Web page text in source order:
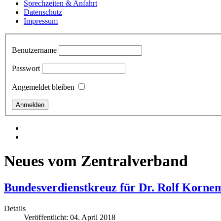
Sprechzeiten & Anfahrt
Datenschutz
Impressum
Benutzername
Passwort
Angemeldet bleiben
Neues vom Zentralverband
Bundesverdienstkreuz für Dr. Rolf
Details
Veröffentlicht: 04. April 2018